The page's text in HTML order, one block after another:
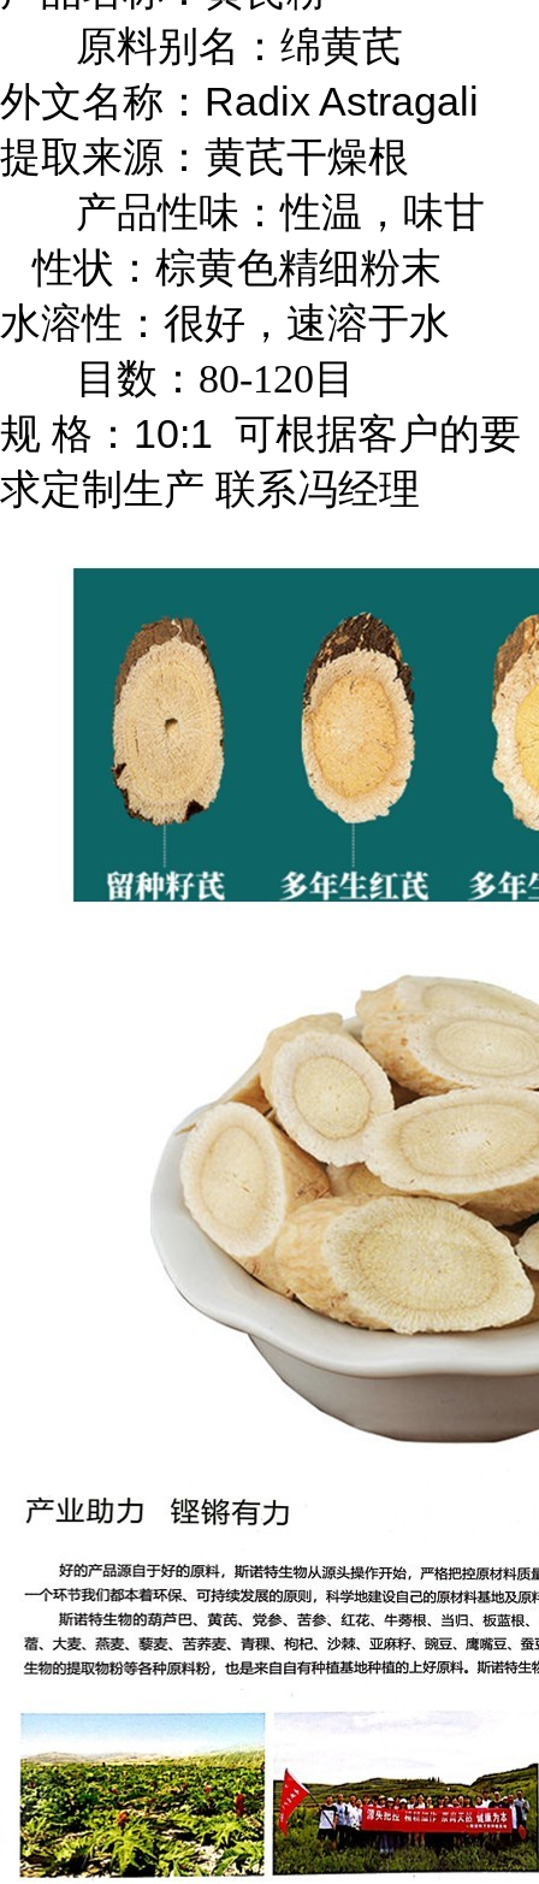
原料别名： 绵黄芪
外文名称： Radix Astragali
提取来源：黄芪干燥根
产品性味：性温，味甘
性状：棕黄色精细粉末
水溶性：很好，速溶于水
目数：80-120目
规 格：10:1 可根据客户的要
求定制生产 联系冯经理